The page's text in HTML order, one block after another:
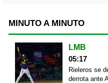
MINUTO A MINUTO
LMB
05:17
Rieleros se
derrota ante